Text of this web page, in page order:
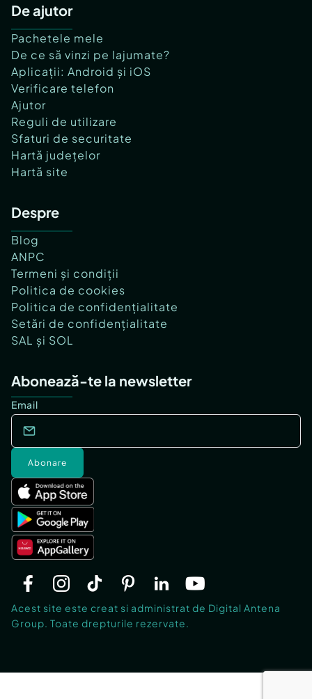
De ajutor
Pachetele mele
De ce să vinzi pe lajumate?
Aplicații: Android și iOS
Verificare telefon
Ajutor
Reguli de utilizare
Sfaturi de securitate
Hartă județelor
Hartă site
Despre
Blog
ANPC
Termeni și condiții
Politica de cookies
Politica de confidențialitate
Setări de confidențialitate
SAL și SOL
Abonează-te la newsletter
Email
Abonare
Acest site este creat si administrat de Digital Antena
Group. Toate drepturile rezervate.